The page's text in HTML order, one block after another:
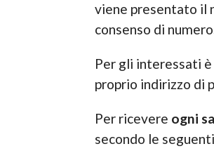
viene presentato il
consenso di
Per gli interessati
proprio indirizzo di
Per ricevere ogni
secondo le